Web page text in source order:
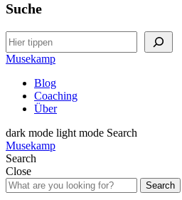
Suche
Search
Musekamp
Blog
Coaching
Über
dark mode light mode Search
Musekamp
Search
Close
Search